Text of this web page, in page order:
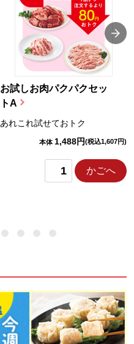
お試しお肉パクパクセッ
トA
あれこれ試せておトク
本体 1,488円(税込1,607円)
かごへ